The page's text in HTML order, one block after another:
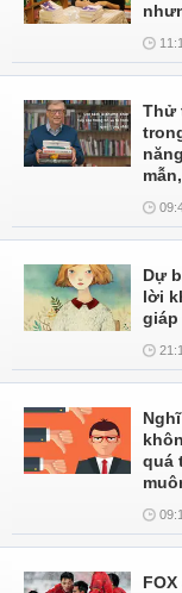
Thử
Dự
lời
giáp
quá